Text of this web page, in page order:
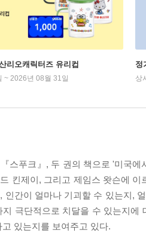
리오캐릭터즈 유리컵
~ 2026년 08월 31일
정
상
『스푸크』, 두 권의 책으로 '미국
킨제이, 그리고 제임스 왓슨에
인간이 얼마나 기괴할 수 있는지,
지 극단적으로 치달을 수 있는지
있는지를 보여주고 있다.